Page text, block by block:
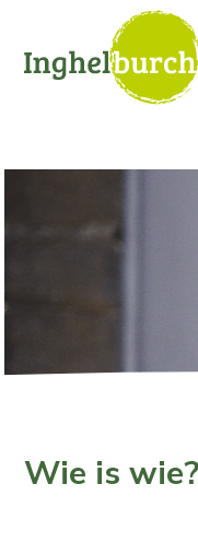
Wie is wie?